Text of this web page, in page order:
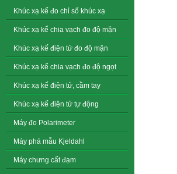
Khúc xạ kế đo chỉ số khúc xạ
Khúc xạ kế chia vạch đo độ mặn
Khúc xạ kế điện tử đo độ mặn
Khúc xạ kế chia vạch đo độ ngọt
Khúc xạ kế điện tử, cầm tay
Khúc xạ kế điện tử tự động
Máy đo Polarimeter
Máy phá mẫu Kjeldahl
Máy chưng cất đạm